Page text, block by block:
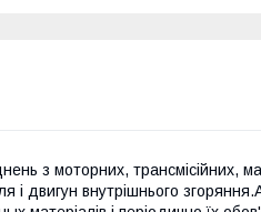
з моторних, трансмісійних,
і двигун внутрішнього